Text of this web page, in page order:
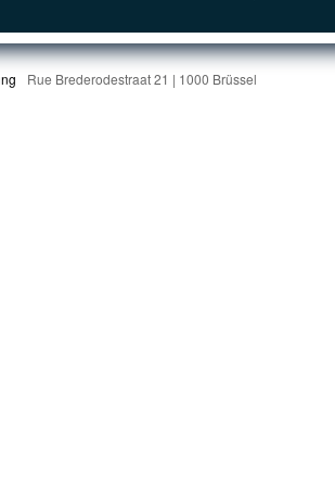
Rue Brederodestraat 21 | 1000 Brüssel